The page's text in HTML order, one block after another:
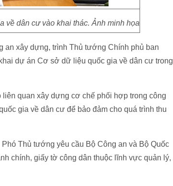
về dân cư vào khai thác. Ảnh minh họa
an xây dựng, trình Thủ tướng Chính phủ ban
dự án Cơ sở dữ liệu quốc gia về dân cư trong
quan xây dựng cơ chế phối hợp trong công
gia về dân cư để bảo đảm cho quá trình thu
Thủ tướng yêu cầu Bộ Công an và Bộ Quốc
chính, giấy tờ công dân thuộc lĩnh vực quản lý,